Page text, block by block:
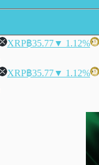
XRP฿35.77▼ 1.12%
XRP฿35.77▼ 1.12%